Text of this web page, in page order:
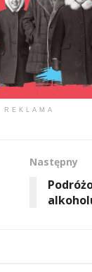
REKLAMA
Następny